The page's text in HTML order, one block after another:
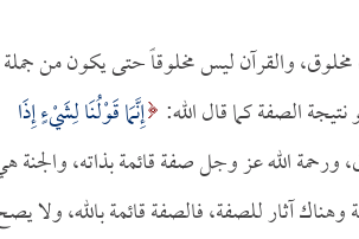
والقرآن ليس مخلوقاً حتى يكون من جملة
الصفة كما قال الله: إِنَّمَا قَوْلُنَا لِشَيْءٍ إِذَا
ورحمة الله عز وجل صفة قائمة بذاته، والجنة
آثار للصفة، فالصفة قائمة بالله، ولا